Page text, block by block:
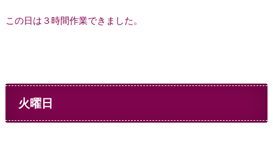
この日は３時間作業できました。
火曜日